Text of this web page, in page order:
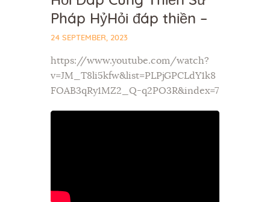
Pháp HỷHỏi đáp thiền –
24 SEPTEMBER, 2023
https://www.youtube.com/watch?
v=JM_T8li5kfw&list=PLPjGPCLdY1k8
FOAB3qRy1MZ2_Q-q2PO3R&index=7